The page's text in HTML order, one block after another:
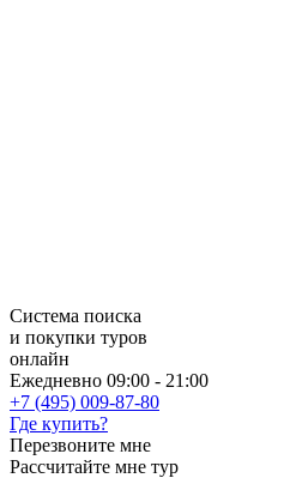
Система поиска
и покупки туров
онлайн
Ежедневно 09:00 - 21:00
+7 (495) 009-87-80
Где купить?
Перезвоните мне
Рассчитайте мне тур